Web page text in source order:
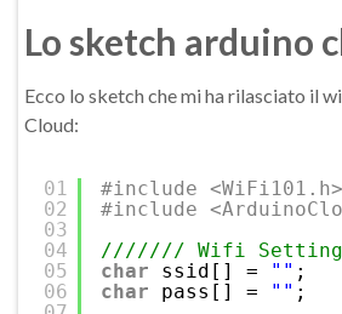
Lo sketch arduino
Ecco lo sketch che mi ha rilasciato il
Cloud:
01
02
03
04
05
06
#include <WiFi101.h>
#include
/////// Wifi
char
ssid[] = "" ;
char
pass[] = "" ;